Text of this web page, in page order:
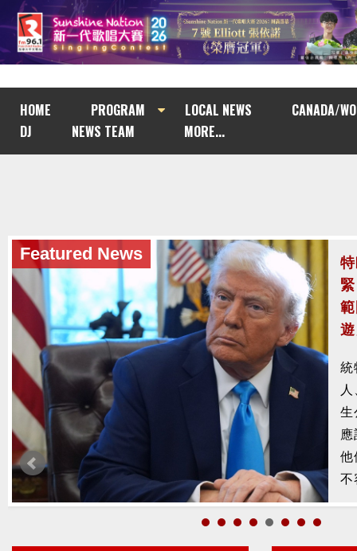
HOME PROGRAM LOCAL NEWS
CANADA/
DJ
NEWS TEAM MORE...
Featured News
槍
示
者